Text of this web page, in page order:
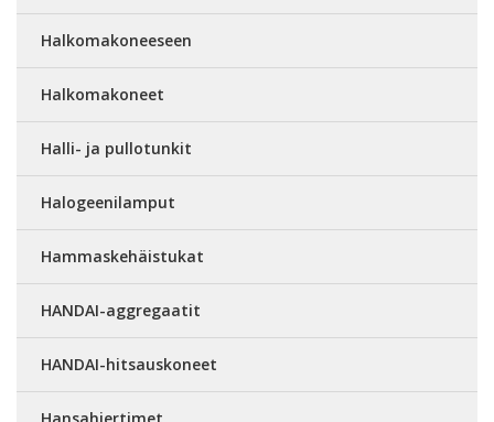
Halkomakoneeseen
Halkomakoneet
Halli- ja pullotunkit
Halogeenilamput
Hammaskehäistukat
HANDAI-aggregaatit
HANDAI-hitsauskoneet